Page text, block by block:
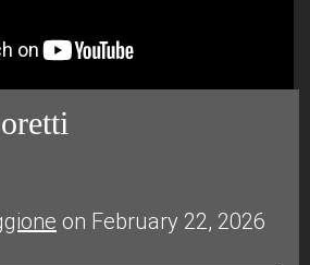
on February 22, 2026